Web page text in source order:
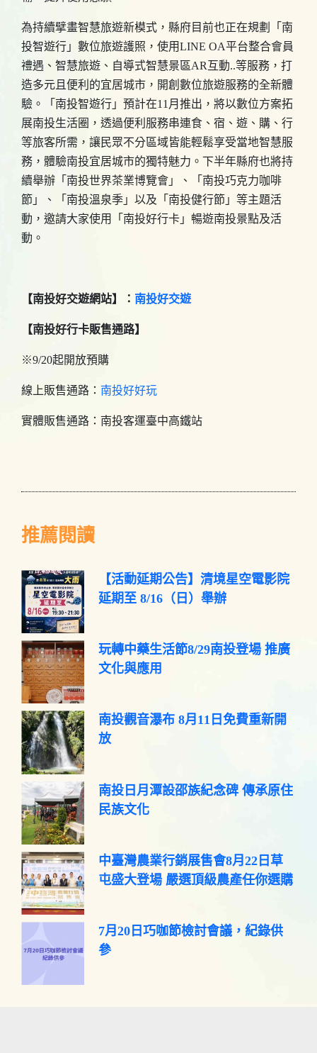
為持續擘畫智慧旅遊新模式，縣府目前也正在規劃「南
投智遊行」數位旅遊護照，使用LINE OA平台整合會員
禮遇、智慧旅遊、自導式智慧景區AR互動..等服務，打
造多元且便利的宜居城市，開創數位旅遊服務的全新體
驗。「南投智遊行」預計在11月推出，將以數位方案拓
展南投生活圈，透過便利服務串連食、宿、遊、購、行
等旅客所需，讓民眾不分區域皆能輕鬆享受當地智慧服
務，體驗南投宜居城市的獨特魅力。下半年縣府也將持
續舉辦「南投世界茶業博覽會」、「南投巧克力咖啡
節」、「南投溫泉季」以及「南投健行節」等主題活
動，邀請大家使用「南投好行卡」暢遊南投景點及活
動。
【南投好交遊網站】： 南投好交遊
【南投好行卡販售通路】
※9/20起開放預購
線上販售通路： 南投好好玩
實體販售通路：南投客運臺中高鐵站
推薦閱讀
【活動延期公告】清境星空電影院
延期至 8/16（日）舉辦
玩轉中藥生活節8/29南投登場 推廣
文化與應用
南投觀音瀑布 8月11日免費重新開
放
南投日月潭設邵族紀念碑 傳承原住
民族文化
中臺灣農業行銷展售會8月22日草
屯盛大登場 嚴選頂級農產任你選購
7月20日巧咖節檢討會議，紀錄供
參